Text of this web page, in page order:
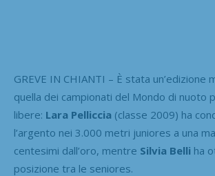
GREVE IN CHIANTI – È stata un’edizione
quella dei campionati del Mondo di nuoto
libere: Lara Pelliccia (classe 2009) ha
l’argento nei 3.000 metri juniores a una
centesimi dall’oro, mentre Silvia Belli ha
posizione tra le seniores.